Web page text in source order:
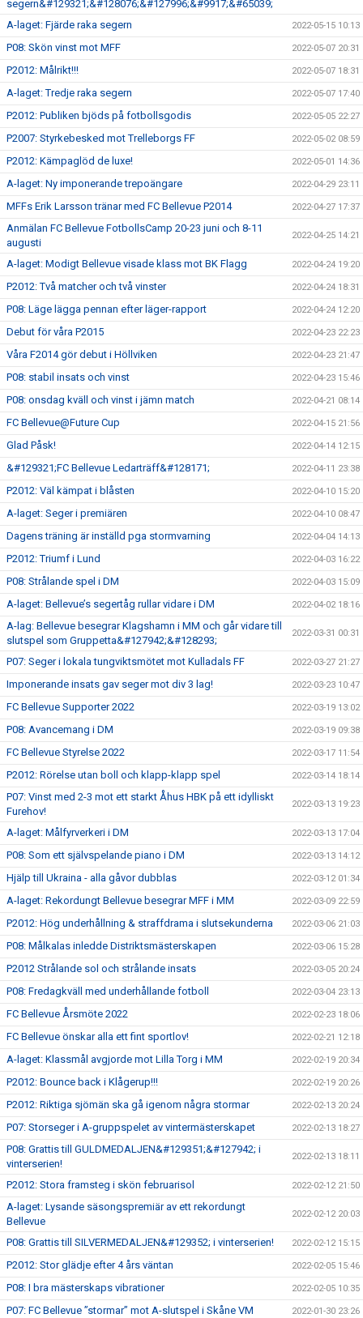
segern&#129321;&#128076;&#127996;&#9917;&#65039;
A-laget: Fjärde raka segern 2022-05-15 10:13
P08: Skön vinst mot MFF 2022-05-07 20:31
P2012: Målrikt!!! 2022-05-07 18:31
A-laget: Tredje raka segern 2022-05-07 17:40
P2012: Publiken bjöds på fotbollsgodis 2022-05-05 22:27
P2007: Styrkebesked mot Trelleborgs FF 2022-05-02 08:59
P2012: Kämpaglöd de luxe! 2022-05-01 14:36
A-laget: Ny imponerande trepoängare 2022-04-29 23:11
MFFs Erik Larsson tränar med FC Bellevue P2014 2022-04-27 17:37
Anmälan FC Bellevue FotbollsCamp 20-23 juni och 8-11
augusti
2022-04-25 14:21
A-laget: Modigt Bellevue visade klass mot BK Flagg 2022-04-24 19:20
P2012: Två matcher och två vinster 2022-04-24 18:31
P08: Läge lägga pennan efter läger-rapport 2022-04-24 12:20
Debut för våra P2015 2022-04-23 22:23
Våra F2014 gör debut i Höllviken 2022-04-23 21:47
P08: stabil insats och vinst 2022-04-23 15:46
P08: onsdag kväll och vinst i jämn match 2022-04-21 08:14
FC Bellevue@Future Cup 2022-04-15 21:56
Glad Påsk! 2022-04-14 12:15
&#129321;FC Bellevue Ledarträff&#128171; 2022-04-11 23:38
P2012: Väl kämpat i blåsten 2022-04-10 15:20
A-laget: Seger i premiären 2022-04-10 08:47
Dagens träning är inställd pga stormvarning 2022-04-04 14:13
P2012: Triumf i Lund 2022-04-03 16:22
P08: Strålande spel i DM 2022-04-03 15:09
A-laget: Bellevue’s segertåg rullar vidare i DM 2022-04-02 18:16
A-lag: Bellevue besegrar Klagshamn i MM och går vidare till
slutspel som Gruppetta&#127942;&#128293;
2022-03-31 00:31
P07: Seger i lokala tungviktsmötet mot Kulladals FF 2022-03-27 21:27
Imponerande insats gav seger mot div 3 lag! 2022-03-23 10:47
FC Bellevue Supporter 2022 2022-03-19 13:02
P08: Avancemang i DM 2022-03-19 09:38
FC Bellevue Styrelse 2022 2022-03-17 11:54
P2012: Rörelse utan boll och klapp-klapp spel 2022-03-14 18:14
P07: Vinst med 2-3 mot ett starkt Åhus HBK på ett idylliskt
Furehov!
2022-03-13 19:23
A-laget: Målfyrverkeri i DM 2022-03-13 17:04
P08: Som ett självspelande piano i DM 2022-03-13 14:12
Hjälp till Ukraina - alla gåvor dubblas 2022-03-12 01:34
A-laget: Rekordungt Bellevue besegrar MFF i MM 2022-03-09 22:59
P2012: Hög underhållning & straffdrama i slutsekunderna 2022-03-06 21:03
P08: Målkalas inledde Distriktsmästerskapen 2022-03-06 15:28
P2012 Strålande sol och strålande insats 2022-03-05 20:24
P08: Fredagkväll med underhållande fotboll 2022-03-04 23:13
FC Bellevue Årsmöte 2022 2022-02-23 18:06
FC Bellevue önskar alla ett fint sportlov! 2022-02-21 12:18
A-laget: Klassmål avgjorde mot Lilla Torg i MM 2022-02-19 20:34
P2012: Bounce back i Klågerup!!! 2022-02-19 20:26
P2012: Riktiga sjömän ska gå igenom några stormar 2022-02-13 20:24
P07: Storseger i A-gruppspelet av vintermästerskapet 2022-02-13 18:27
P08: Grattis till GULDMEDALJEN&#129351;&#127942; i
vinterserien!
2022-02-13 18:11
P2012: Stora framsteg i skön februarisol 2022-02-12 21:50
A-laget: Lysande säsongspremiär av ett rekordungt
Bellevue
2022-02-12 20:03
P08: Grattis till SILVERMEDALJEN&#129352; i vinterserien! 2022-02-12 15:15
P2012: Stor glädje efter 4 års väntan 2022-02-05 15:46
P08: I bra mästerskaps vibrationer 2022-02-05 10:35
P07: FC Bellevue ”stormar” mot A-slutspel i Skåne VM 2022-01-30 23:26